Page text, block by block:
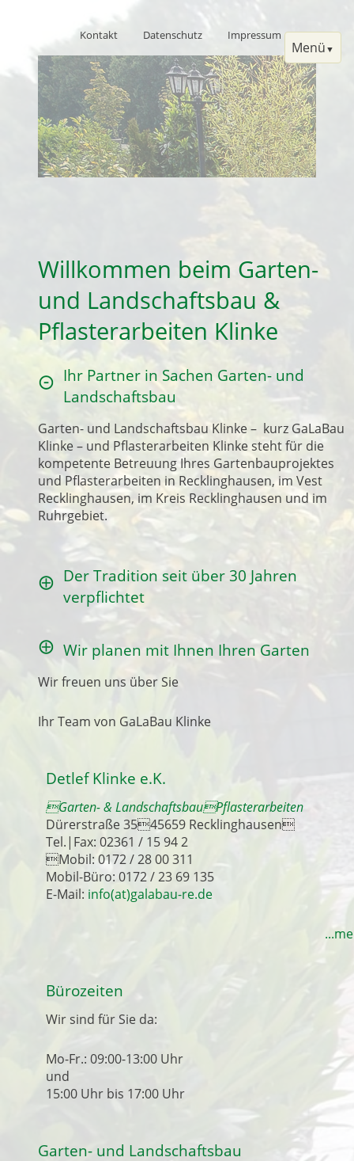
Menü
Impressum
Datenschutz
Kontakt
Portfolio
Über uns
Willkommen beim Garten-
und Landschaftsbau &
Pflasterarbeiten Klinke
Ihr Partner in Sachen Garten- und
Landschaftsbau
Garten- und Landschaftsbau Klinke – kurz GaLaBau
Klinke – und Pflasterarbeiten Klinke steht für die
kompetente Betreuung Ihres Gartenbauprojektes
und Pflasterarbeiten in Recklinghausen, im Vest
Recklinghausen, im Kreis Recklinghausen und im
Ruhrgebiet.
Der Tradition seit über 30 Jahren
verpflichtet
Wir planen mit Ihnen Ihren Garten
Wir freuen uns über Sie
Ihr Team von GaLaBau Klinke
Detlef Klinke e.K.
Garten- & LandschaftsbauPflasterarbeiten
Dürerstraße 3545659 Recklinghausen
Tel.|Fax: 02361 / 15 94 2
Mobil: 0172 / 28 00 311
Mobil-Büro: 0172 / 23 69 135
E-Mail: info(at)galabau-re.de
Bürozeiten
Wir sind für Sie da:
Mo-Fr.: 09:00-13:00 Uhr
und
15:00 Uhr bis 17:00 Uhr
Garten- und Landschaftsbau